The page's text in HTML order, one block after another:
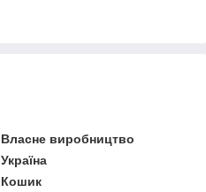
Власне виробництво
Україна
Кошик